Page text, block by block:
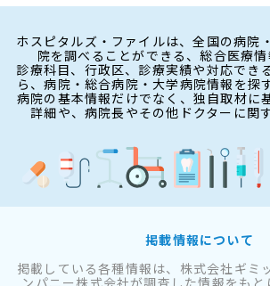
ホスピタルズ・ファイルは、全国の病院
院を調べることができる、総合医療情
診療科目、行政区、診療実績や対応でき
ら、病院・総合病院・大学病院情報を探
病院の基本情報だけでなく、独自取材に
詳細や、病院長やその他ドクターに関
掲載情報について
掲載している各種情報は、株式会社ギミ
ンパニー株式会社が調査した情報をもと